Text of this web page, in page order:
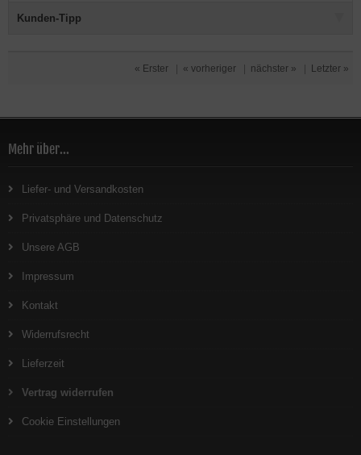
Kunden-Tipp
« Erster « vorheriger nächster » Letzter »
Mehr über...
Liefer- und Versandkosten
Privatsphäre und Datenschutz
Unsere AGB
Impressum
Kontakt
Widerrufsrecht
Lieferzeit
Vertrag widerrufen
Cookie Einstellungen